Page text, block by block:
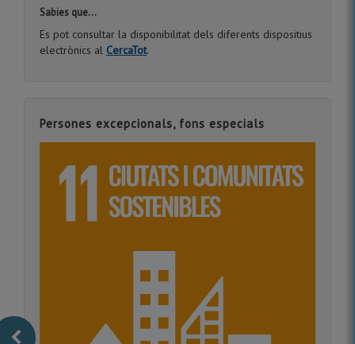
Sabies que...
Es pot consultar la disponibilitat dels diferents dispositius
electrònics al CercaTot.
Persones excepcionals, fons especials